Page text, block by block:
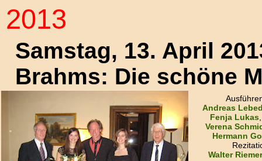
2013
Samstag, 13. April
Brahms: Die schöne
Andreas
Fenja Lukas
Verena
Hermann
Walter Riemer